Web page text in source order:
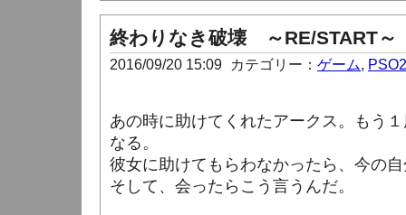
終わりなき破壊 ～RE/START
2016/09/20 15:09 カテゴリー： ゲーム, PSO2
あの時に助けてくれたアークス。もう
なる。
彼女に助けてもらわなかったら、今の
そして、会ったらこう言うんだ。